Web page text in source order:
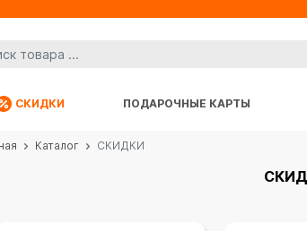
СКИДКИ ПОДАРОЧНЫЕ КАРТЫ
Каталог СКИДКИ